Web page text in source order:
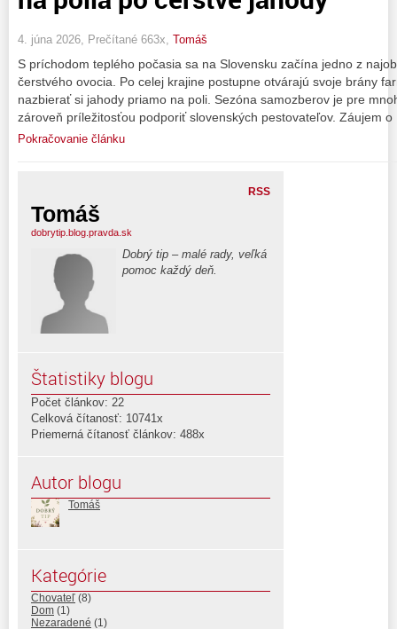
4. júna 2026, Prečítané 663x, Tomáš
S príchodom teplého počasia sa na Slovensku začína jedno z
čerstvého ovocia. Po celej krajine postupne otvárajú svoje brány
nazbierať si jahody priamo na poli. Sezóna samozberov je pre
zároveň príležitosťou podporiť slovenských pestovateľov. Záujem
Pokračovanie článku
RSS
Tomáš
dobrytip.blog.pravda.sk
Dobrý tip – malé rady, veľká
pomoc každý deň.
Štatistiky blogu
Počet článkov: 22
Celková čítanosť: 10741x
Priemerná čítanosť článkov: 488x
Autor blogu
Tomáš
Kategórie
Chovateľ (8)
Dom (1)
Nezaradené (1)